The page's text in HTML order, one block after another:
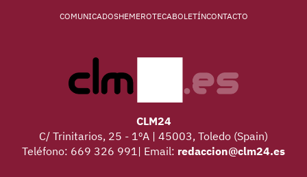
COMUNICADOSHEMEROTECABOLETÍNCONTACTO
CLM24
C/ Trinitarios, 25 - 1ºA | 45003, Toledo (Spain)
Teléfono: 669 326 991| Email: redaccion@clm24.es